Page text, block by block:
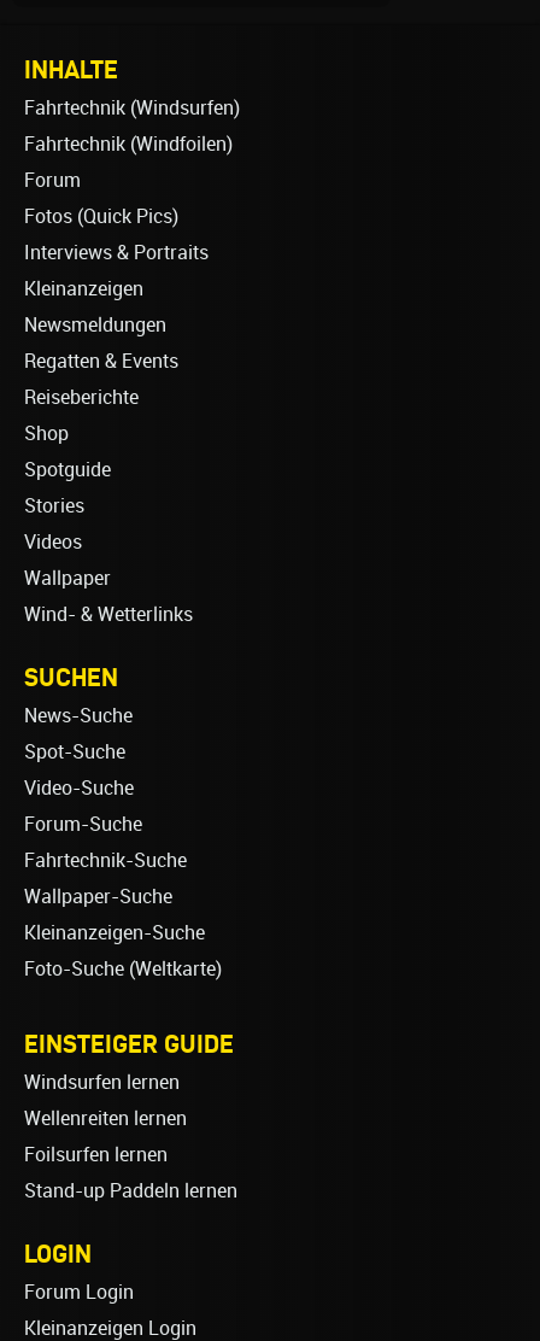
INHALTE
Fahrtechnik (Windsurfen)
Fahrtechnik (Windfoilen)
Forum
Fotos (Quick Pics)
Interviews & Portraits
Kleinanzeigen
Newsmeldungen
Regatten & Events
Reiseberichte
Shop
Spotguide
Stories
Videos
Wallpaper
Wind- & Wetterlinks
SUCHEN
News-Suche
Spot-Suche
Video-Suche
Forum-Suche
Fahrtechnik-Suche
Wallpaper-Suche
Kleinanzeigen-Suche
Foto-Suche (Weltkarte)
EINSTEIGER GUIDE
Windsurfen lernen
Wellenreiten lernen
Foilsurfen lernen
Stand-up Paddeln lernen
LOGIN
Forum Login
Kleinanzeigen Login